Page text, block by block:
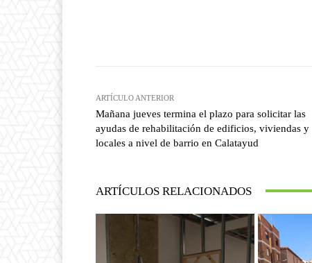
ARTÍCULO ANTERIOR
Mañana jueves termina el plazo para solicitar las
ayudas de rehabilitación de edificios, viviendas y
locales a nivel de barrio en Calatayud
ARTÍCULOS RELACIONADOS